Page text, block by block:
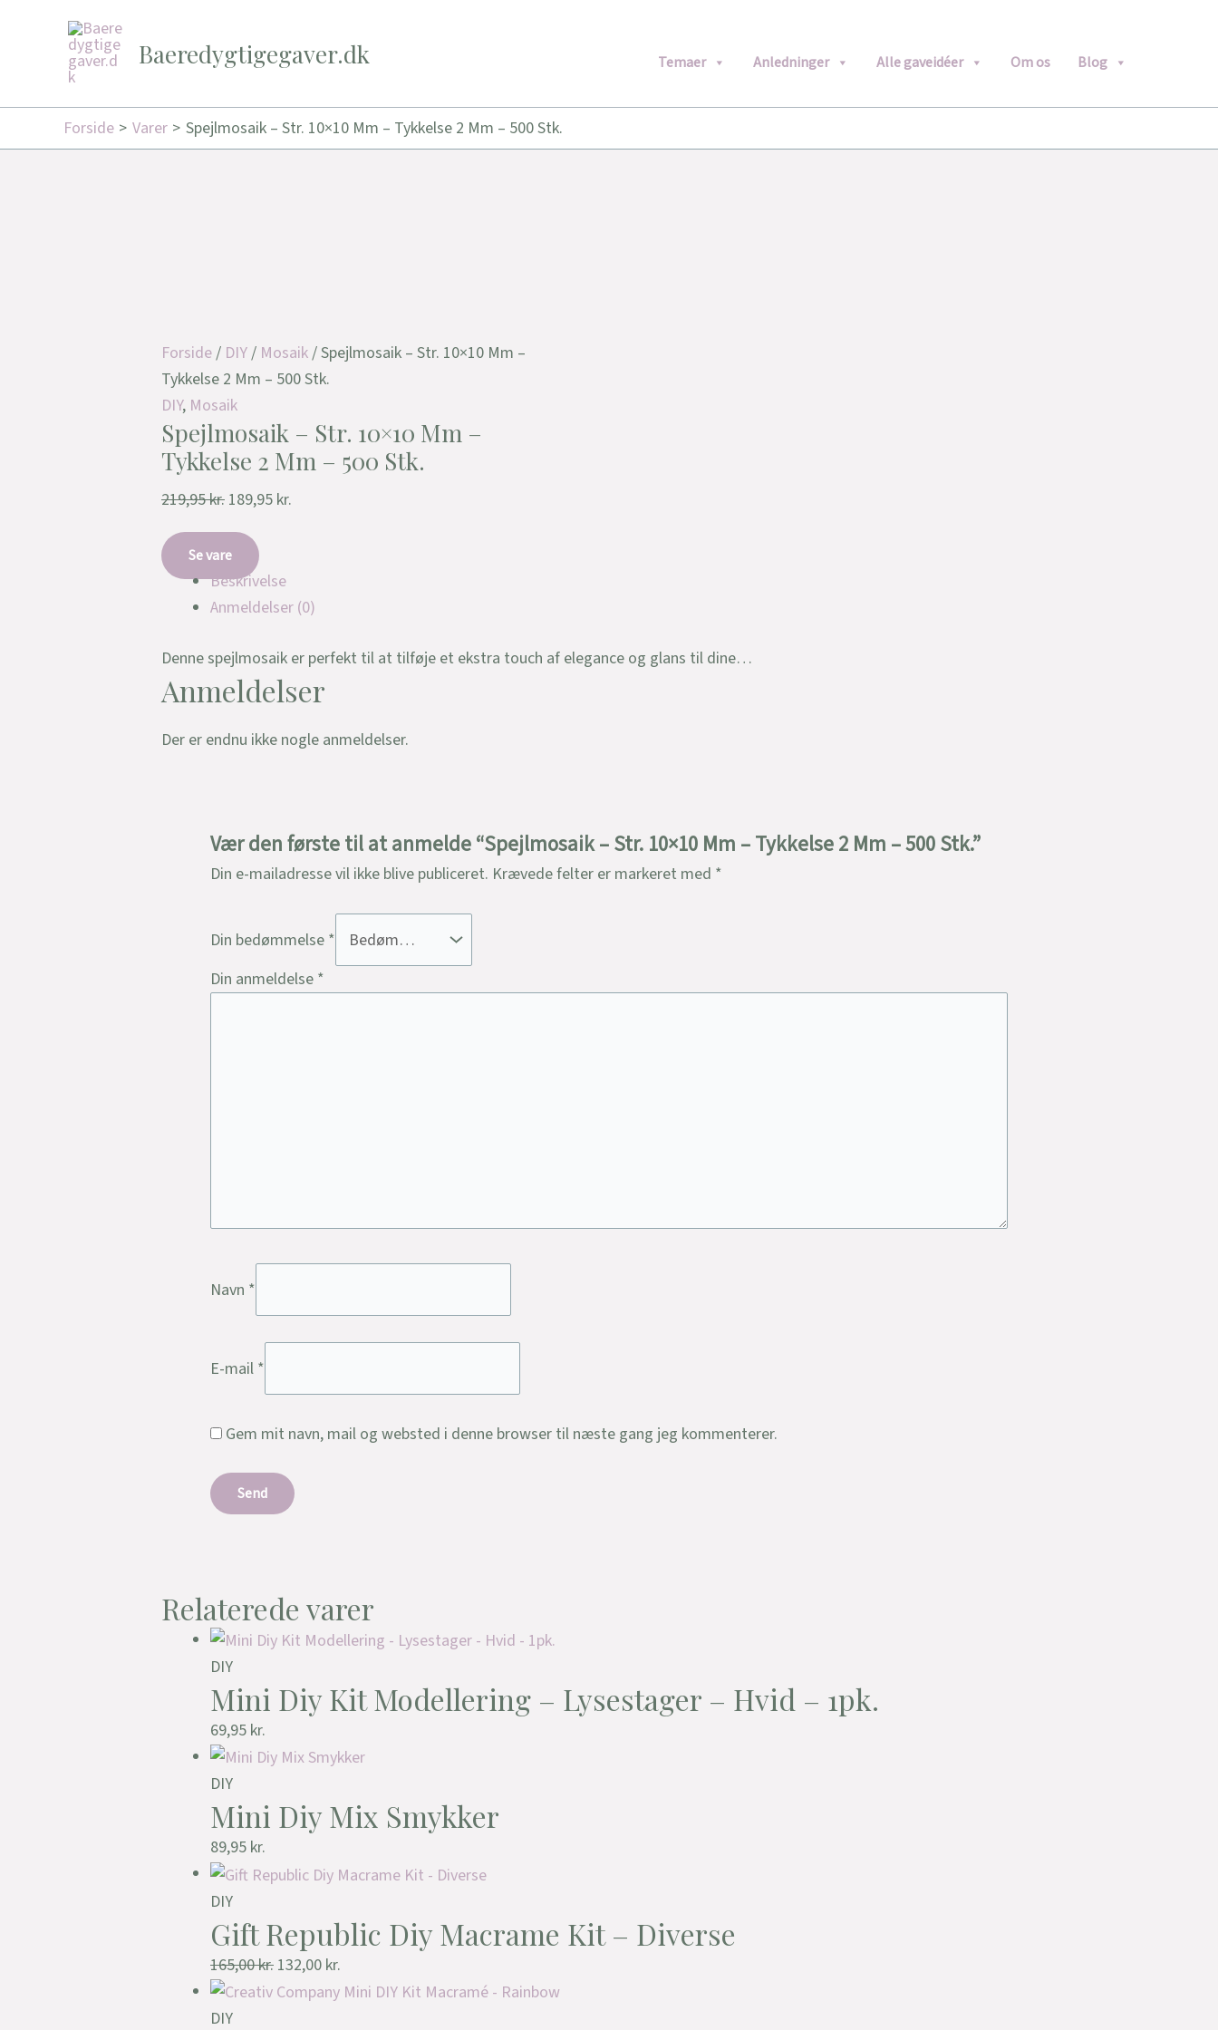
Baeredygtigegaver.dk Temaer Anledninger Alle gaveidéer Om os Blog
Forside Varer Spejlmosaik – Str. 10×10 Mm – Tykkelse 2 Mm – 500 Stk.
Tilbud!
Forside/ DIY/ Mosaik/ Spejlmosaik – Str. 10×10 Mm –
Tykkelse 2 Mm – 500 Stk.
DIY, Mosaik
Spejlmosaik – Str. 10×10 Mm –
Tykkelse 2 Mm – 500 Stk.
219,95kr.
pris
219,95 kr..
189,95 kr.
pris
189,95 kr..
Se vare
Beskrivelse
Anmeldelser (0)
Denne spejlmosaik er perfekt til at tilføje et ekstra touch af elegance og glans til dine…
Anmeldelser
Der er endnu ikke nogle anmeldelser.
Vær den første til at anmelde “Spejlmosaik – Str. 10×10 Mm – Tykkelse 2 Mm – 500 Stk.”
Din e-mailadresse vil ikke blive publiceret. Krævede felter er markeret med *
Din bedømmelse *
Din anmeldelse *
Navn *
E-mail *
Gem mit navn, mail og websted i denne browser til næste gang jeg kommenterer.
Relaterede varer
DIY
Mini Diy Kit Modellering – Lysestager – Hvid – 1pk.
69,95 kr.
DIY
Mini Diy Mix Smykker
89,95 kr.
Tilbud!
Tilbud!
DIY
Gift Republic Diy Macrame Kit – Diverse
165,00kr.
pris
165,00 kr..
132,00 kr.
aktuelle
pris
132,00 kr..
DIY